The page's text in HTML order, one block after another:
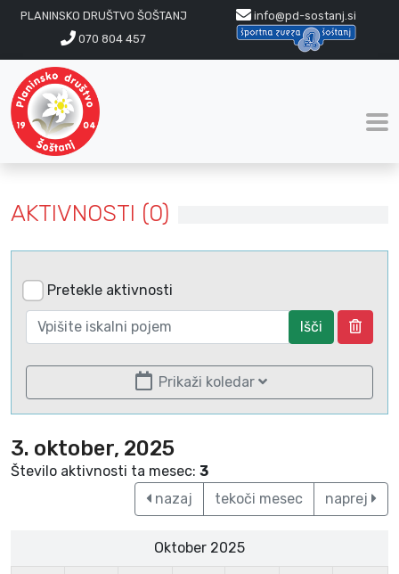
PLANINSKO DRUŠTVO ŠOŠTANJ
info@pd-sostanj.si
070 804 457
AKTIVNOSTI (0)
Pretekle aktivnosti
Išči
Prikaži koledar
3. oktober, 2025
Število aktivnosti ta mesec: 3
nazaj
tekoči mesec naprej
Oktober 2025